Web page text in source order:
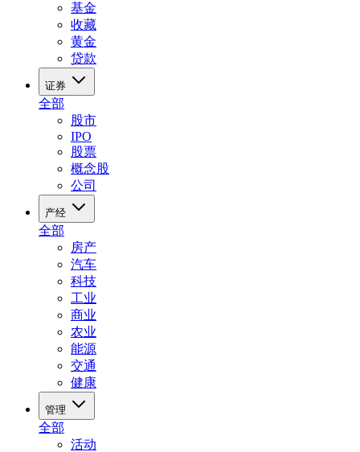
基金
收藏
黄金
贷款
证券
全部
股市
IPO
股票
概念股
公司
产经
全部
房产
汽车
科技
工业
商业
农业
能源
交通
健康
管理
全部
活动